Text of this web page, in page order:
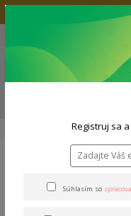
Nohavice Kraťasy
Kraťasy
Registruj sa
Súhlasím so